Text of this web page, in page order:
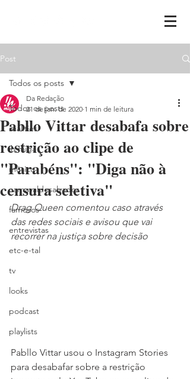
Post
Todos os posts
realities
ih,miga
música
carnavaldesalvador
famosos
entrevistas
etc-e-tal
tv
looks
podcast
playlists
Todos os posts
Pabllo Vittar desabafa sobre
restrição ao clipe de
"Parabéns": "Diga não à
censura seletiva"
Da Redação
21 de jan. de 2020 1 min de leitura
Drag Queen comentou caso através
das redes sociais e avisou que vai
recorrer na justiça sobre decisão
Pabllo Vittar usou o Instagram Stories
para desabafar sobre a restrição